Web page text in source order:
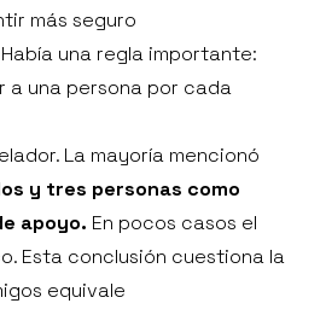
más seguro
una regla importante:
a una persona por cada
La mayoría mencionó
y tres personas como
apoyo. En pocos casos el
Esta conclusión cuestiona la
equivale